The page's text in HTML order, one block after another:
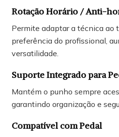
Rotação Horário / Anti-
Permite adaptar a técnica ao
preferência do profissional,
versatilidade.
Suporte Integrado para
Mantém o punho sempre
garantindo organização e
Compatível com Pedal